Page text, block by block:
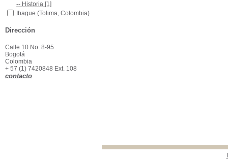
-- Historia [1]
Ibague (Tolima, Colombia) -- Vida social y costumbres
Ibague (Tolima, Colombia)
costumbres
[1]
Dirección
Calle 10 No. 8-95
Bogotá
Colombia
+ 57 (1) 7420848 Ext. 108
contacto